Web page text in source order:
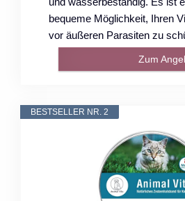
bequeme Möglichkeit, Ihren
vor äußeren Parasiten zu
Zum
BESTSELLER NR. 2